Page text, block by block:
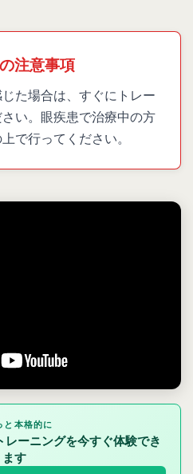
注意事項
た場合は、すぐにトレー
い。眼疾患で治療中の方
で行ってください。
と本格的に
ーニングを今すぐ体験でき
ます